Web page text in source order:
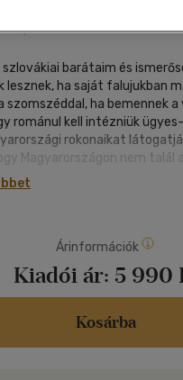
|351 oldal
szlovákiai barátaim és
lesznek, ha saját falujukban
szomszéddal, ha bemennek a
románul kell intézniük
rokonaikat
Magyarországon nem talál
érzik magukat az
Csoma Sándorról. Valóban, mi
vagyunk: van egy rettentő
végtelen időárban. Föl se
járunk. És ha minderről
létrejöttekor a 19.
Árinformációk
Kiadói ár: 5 990
Kosárba